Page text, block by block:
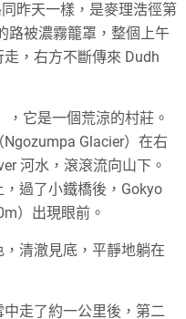
昨天一樣，是麥理浩徑第
路被濃霧籠罩，整個上午
，右方不斷傳來 Dudh
它是一個荒涼的村莊。
Glacier）在右
河水，滾滾流向山下。
過了小鐵橋後，Gokyo
）出現眼前。
清澈見底，平靜地躺在
走了約一公里後，第二